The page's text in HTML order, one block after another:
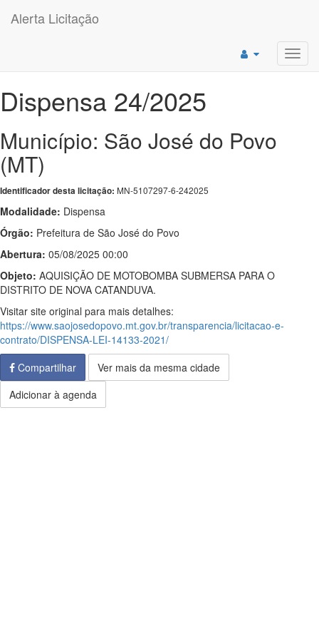
Alerta Licitação
Dispensa 24/2025
Município: São José do Povo
(MT)
Identificador desta licitação: MN-5107297-6-242025
Modalidade: Dispensa
Órgão: Prefeitura de São José do Povo
Abertura: 05/08/2025 00:00
Objeto: AQUISIÇÃO DE MOTOBOMBA SUBMERSA PARA O
DISTRITO DE NOVA CATANDUVA.
Visitar site original para mais detalhes:
https://www.saojosedopovo.mt.gov.br/transparencia/licitacao-e-
contrato/DISPENSA-LEI-14133-2021/
Compartilhar
Ver mais da mesma cidade
Adicionar à agenda